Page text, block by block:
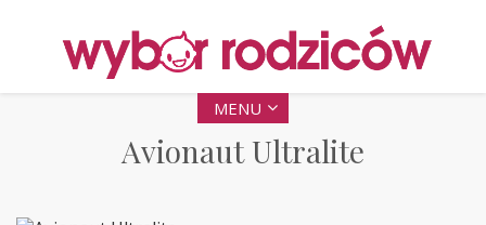
MENU
Avionaut Ultralite